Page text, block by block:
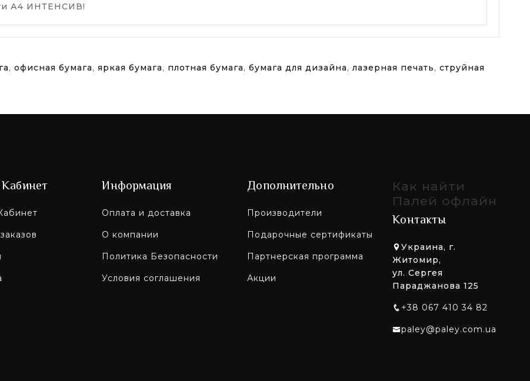
А4 ИНТЕНСИВ!
, офисная бумага, яркая бумага, плотная бумага, бумага для дизайна, лазерная печать, струйная
Информация
Оплата и доставка
О компании
Политика Безопасности
Условия соглашения
Дополнительно
Производители
Подарочные сертификаты
Партнерская программа
Акции
Как найти
Палей офлайн
Контакты
Украина, г.
Житомир,
ул. Сергея
Параджанова 125
+38 067 410 34 82
paley@paley.com.ua